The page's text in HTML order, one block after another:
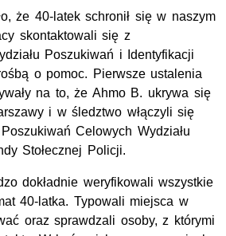
że 40-latek schronił się w naszym
skontaktowali się z
Poszukiwań i Identyfikacji
o pomoc. Pierwsze ustalenia
na to, że Ahmo B. ukrywa się
i w śledztwo włączyli się
Celowych Wydziału
Stołecznej Policji.
dokładnie weryfikowali wszystkie
40-latka. Typowali miejsca w
oraz sprawdzali osoby, z którymi